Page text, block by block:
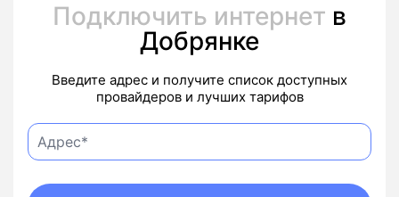
Подключить интернет в
Добрянке
Введите адрес и получите список доступных
провайдеров и лучших тарифов